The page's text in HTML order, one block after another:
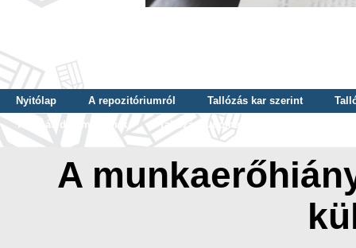
Nyitólap A repozitóriumról Tallózás kar szerint
Tallózás dátum szerint
Tallózás tudományterület szerint
A